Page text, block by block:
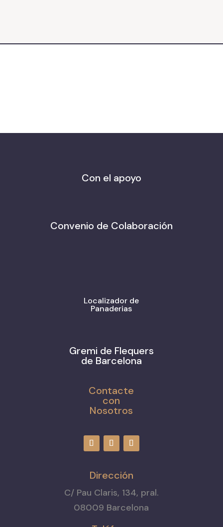
Con el apoyo
Convenio de Colaboración
Localizador de
Panaderias
Gremi de Flequers
de Barcelona
Contacte
con
Nosotros
Dirección
C/ Pau Claris, 134, pral.
08009 Barcelona